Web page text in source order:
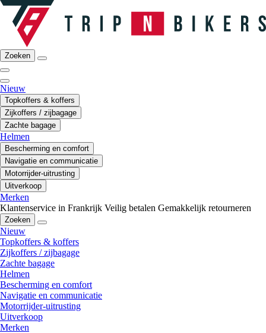
Zoeken
Nieuw
Topkoffers & koffers
Zijkoffers / zijbagage
Zachte bagage
Helmen
Bescherming en comfort
Navigatie en communicatie
Motorrijder-uitrusting
Uitverkoop
Merken
Klantenservice in Frankrijk Veilig betalen Gemakkelijk retourneren
Zoeken
Nieuw
Topkoffers & koffers
Zijkoffers / zijbagage
Zachte bagage
Helmen
Bescherming en comfort
Navigatie en communicatie
Motorrijder-uitrusting
Uitverkoop
Merken